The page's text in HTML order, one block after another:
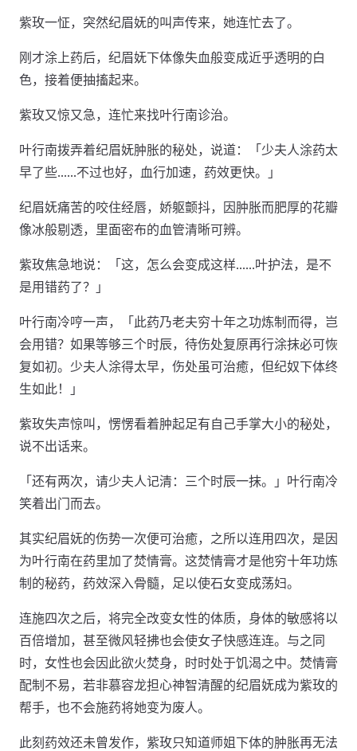
紫玫一怔，突然纪眉妩的叫声传来，她连忙去了。
刚才涂上药后，纪眉妩下体像失血般变成近乎透明的白
色，接着便抽搐起来。
紫玫又惊又急，连忙来找叶行南诊治。
叶行南拨弄着纪眉妩肿胀的秘处，说道：「少夫人涂药太
早了些……不过也好，血行加速，药效更快。」
纪眉妩痛苦的咬住经唇，娇躯颤抖，因肿胀而肥厚的花瓣
像冰般剔透，里面密布的血管清晰可辨。
紫玫焦急地说：「这，怎么会变成这样……叶护法，是不
是用错药了？」
叶行南冷哼一声，「此药乃老夫穷十年之功炼制而得，岂
会用错？如果等够三个时辰，待伤处复原再行涂抹必可恢
复如初。少夫人涂得太早，伤处虽可治癒，但纪奴下体终
生如此！」
紫玫失声惊叫，愣愣看着肿起足有自己手掌大小的秘处，
说不出话来。
「还有两次，请少夫人记清：三个时辰一抹。」叶行南冷
笑着出门而去。
其实纪眉妩的伤势一次便可治癒，之所以连用四次，是因
为叶行南在药里加了焚情膏。这焚情膏才是他穷十年功炼
制的秘药，药效深入骨髓，足以使石女变成荡妇。
连施四次之后，将完全改变女性的体质，身体的敏感将以
百倍增加，甚至微风轻拂也会使女子快感连连。与之同
时，女性也会因此欲火焚身，时时处于饥渴之中。焚情膏
配制不易，若非慕容龙担心神智清醒的纪眉妩成为紫玫的
帮手，也不会施药将她变为废人。
此刻药效还未曾发作，紫玫只知道师姐下体的肿胀再无法